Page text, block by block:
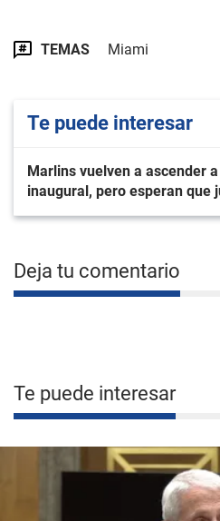
TEMAS Miami
Te puede interesar
Marlins vuelven a ascender
inaugural, pero esperan que
Deja tu comentario
Te puede interesar